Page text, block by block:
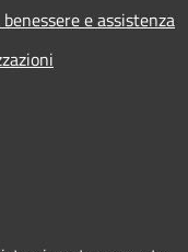
e assistenza